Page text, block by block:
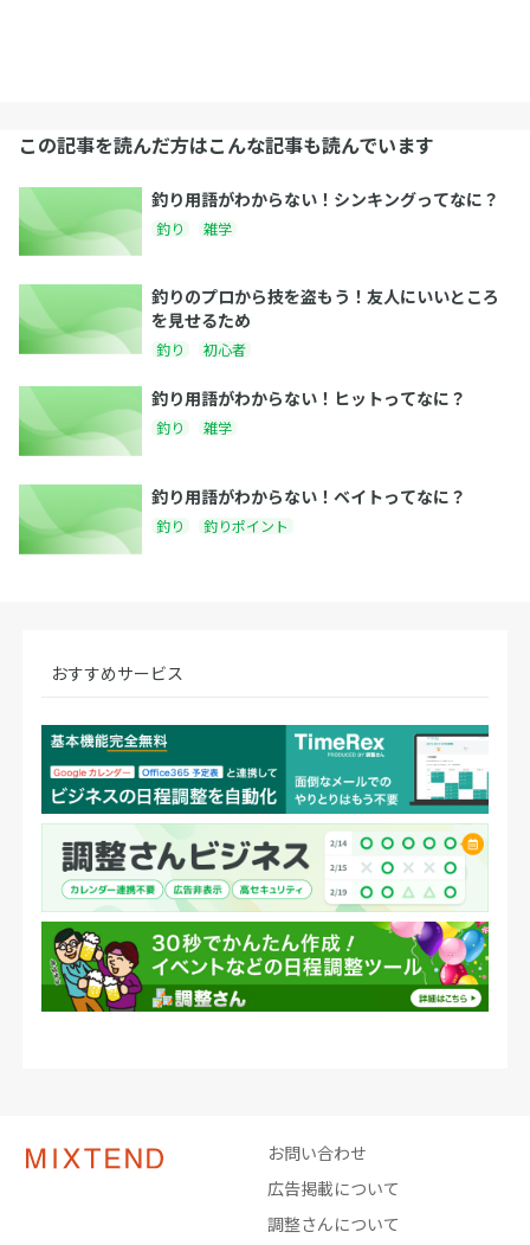
この記事を読んだ方はこんな記事も読んでいます
釣り用語がわからない！シンキングってなに？
釣り 雑学
釣りのプロから技を盗もう！友人にいいところ
を見せるため
釣り 初心者
釣り用語がわからない！ヒットってなに？
釣り 雑学
釣り用語がわからない！ベイトってなに？
釣り 釣りポイント
おすすめサービス
お問い合わせ
広告掲載について
調整さんについて